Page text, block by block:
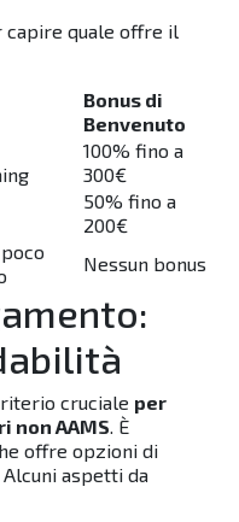
capire quale offre il
Bonus di
Benvenuto
100% fino a
300€
50% fino a
200€
Nessun bonus
cruciale per
non AAMS . È
offre opzioni di
aspetti da